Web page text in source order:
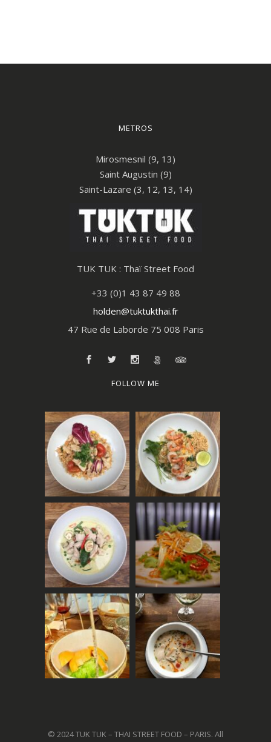
METROS
Mirosmesnil (9, 13)
Saint Augustin (9)
Saint-Lazare (3, 12, 13, 14)
TUK TUK : Thaï Street Food
+33 (0)1 43 87 49 88
holden@tuktukthai.fr
47 Rue de Laborde 75 008 Paris
FOLLOW ME
© 2024 TUK TUK – THAI STREET FOOD – PARIS. All